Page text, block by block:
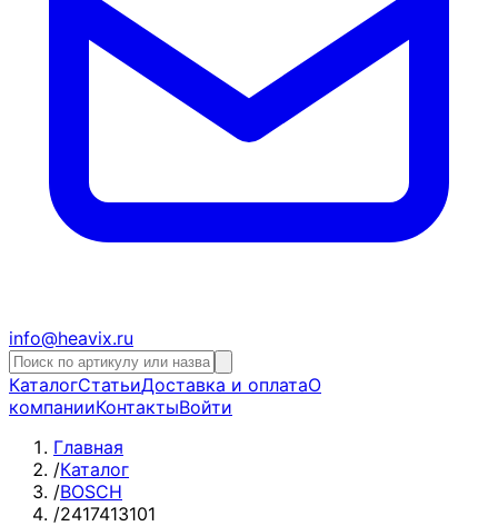
info@heavix.ru
КаталогСтатьиДоставка и оплатаО
компанииКонтактыВойти
Главная
/Каталог
/BOSCH
/2417413101